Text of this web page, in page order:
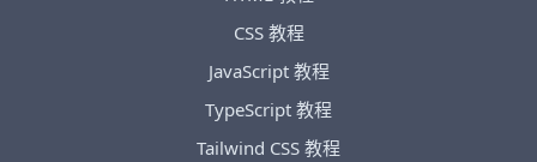
CSS 教程
JavaScript 教程
TypeScript 教程
Tailwind CSS 教程